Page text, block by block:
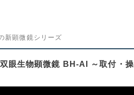
顕微鏡シリーズ
眼生物顕微鏡 BH-AI ～取付・操